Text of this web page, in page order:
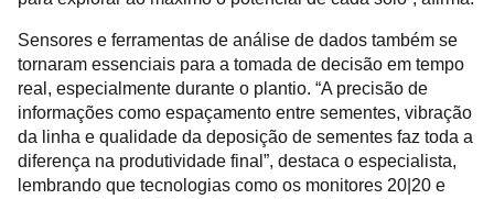
Sensores e ferramentas de análise de dados também se
tornaram essenciais para a tomada de decisão em tempo
real, especialmente durante o plantio. “A precisão de
informações como espaçamento entre sementes, vibração
da linha e qualidade da deposição de sementes faz toda a
diferença na produtividade final”, destaca o especialista,
lembrando que tecnologias como os monitores 20|20 e